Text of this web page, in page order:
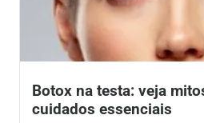
Botox na testa: veja
cuidados essenciais